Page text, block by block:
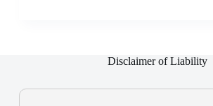
Disclaimer of Liability